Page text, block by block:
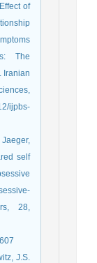
of
The
Iranian
ijpbs-
Jaeger,
self
28,
J.S.